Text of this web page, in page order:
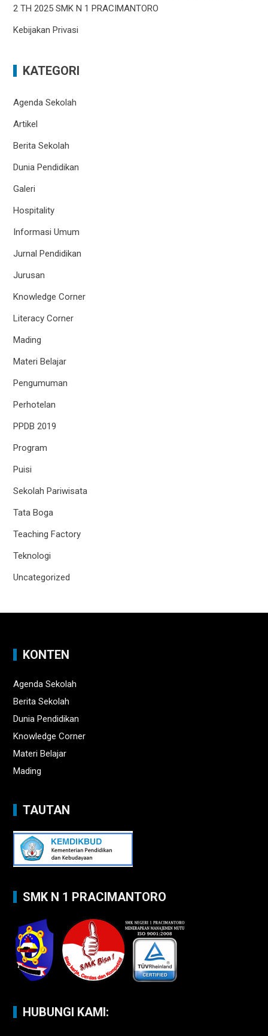
2 TH 2025 SMK N 1 PRACIMANTORO
Kebijakan Privasi
KATEGORI
Agenda Sekolah
Artikel
Berita Sekolah
Dunia Pendidikan
Galeri
Hospitality
Informasi Umum
Jurnal Pendidikan
Jurusan
Knowledge Corner
Literacy Corner
Mading
Materi Belajar
Pengumuman
Perhotelan
PPDB 2019
Program
Puisi
Sekolah Pariwisata
Tata Boga
Teaching Factory
Teknologi
Uncategorized
KONTEN
Agenda Sekolah
Berita Sekolah
Dunia Pendidikan
Knowledge Corner
Materi Belajar
Mading
TAUTAN
SMK N 1 PRACIMANTORO
HUBUNGI KAMI: